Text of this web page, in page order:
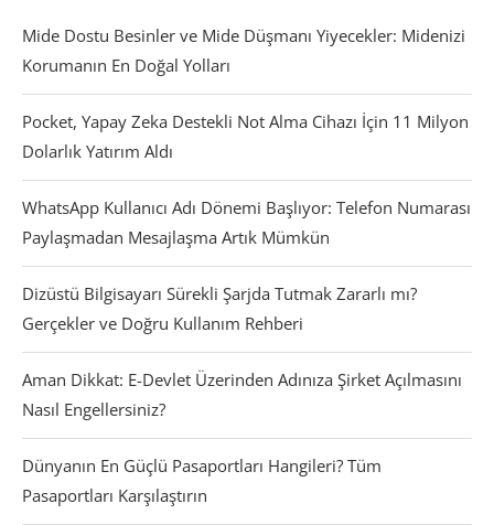
Mide Dostu Besinler ve Mide Düşmanı Yiyecekler: Midenizi
Korumanın En Doğal Yolları
Pocket, Yapay Zeka Destekli Not Alma Cihazı İçin 11 Milyon
Dolarlık Yatırım Aldı
WhatsApp Kullanıcı Adı Dönemi Başlıyor: Telefon Numarası
Paylaşmadan Mesajlaşma Artık Mümkün
Dizüstü Bilgisayarı Sürekli Şarjda Tutmak Zararlı mı?
Gerçekler ve Doğru Kullanım Rehberi
Aman Dikkat: E-Devlet Üzerinden Adınıza Şirket Açılmasını
Nasıl Engellersiniz?
Dünyanın En Güçlü Pasaportları Hangileri? Tüm
Pasaportları Karşılaştırın